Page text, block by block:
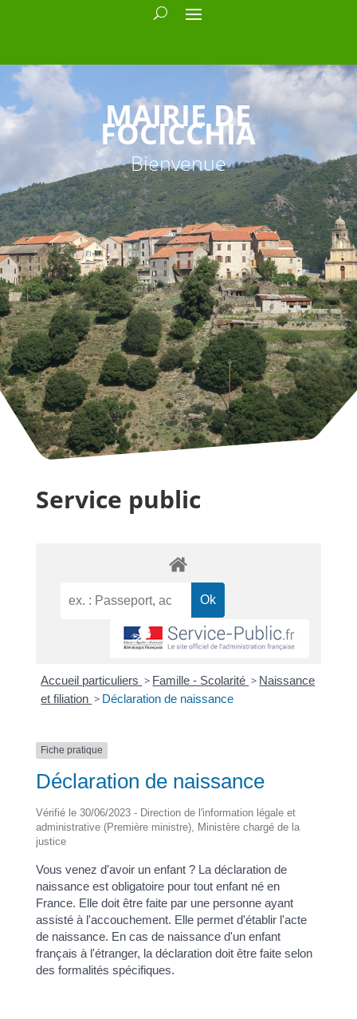
MAIRIE DE
FOCICCHIA
Bienvenue
Service public
Accueil particuliers > Famille - Scolarité > Naissance
et filiation > Déclaration de naissance
Fiche pratique
Déclaration de naissance
Vérifié le 30/06/2023 - Direction de l'information légale et
administrative (Première ministre), Ministère chargé de la
justice
Vous venez d'avoir un enfant ? La déclaration de
naissance est obligatoire pour tout enfant né en
France. Elle doit être faite par une personne ayant
assisté à l'accouchement. Elle permet d'établir l'acte
de naissance. En cas de naissance d'un enfant
français à l'étranger, la déclaration doit être faite selon
des formalités spécifiques.